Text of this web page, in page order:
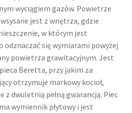
wyciągiem gazów. Powietrze
jest z wnętrza, gdzie
w którym jest
się wymiarami powyżej
powietrza grawitacyjnym. Jest
Beretta, przy jakim za
otrzymuje markowy kocioł,
z dwuletnią pełną gwarancją. Piec
wymiennik płytowy i jest